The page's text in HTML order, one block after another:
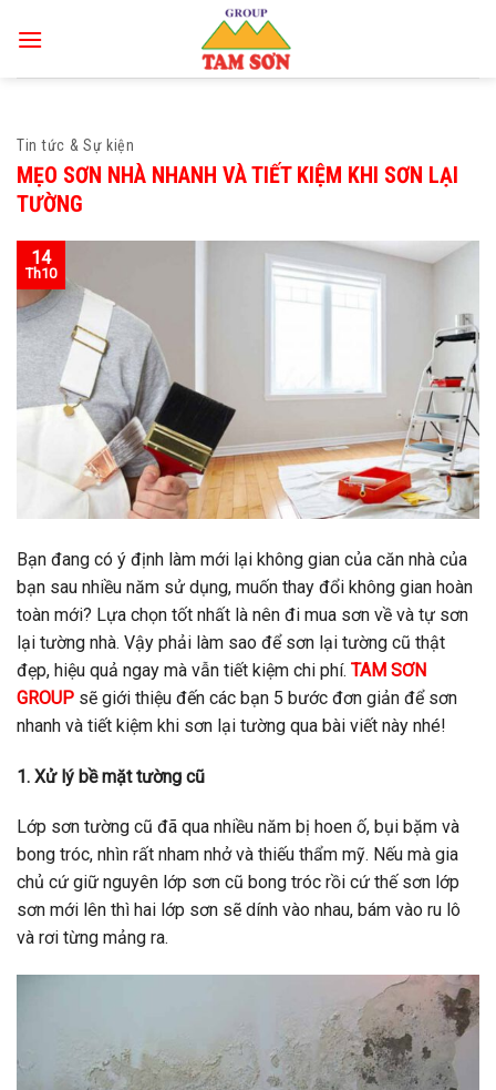
Tin tức & Sự kiện
MẸO SƠN NHÀ NHANH VÀ TIẾT KIỆM KHI SƠN LẠI
TƯỜNG
14
Th10
Bạn đang có ý định làm mới lại không gian của căn nhà của
bạn sau nhiều năm sử dụng, muốn thay đổi không gian hoàn
toàn mới? Lựa chọn tốt nhất là nên đi mua sơn về và tự sơn
lại tường nhà. Vậy phải làm sao để sơn lại tường cũ thật
đẹp, hiệu quả ngay mà vẫn tiết kiệm chi phí. TAM SƠN
GROUP sẽ giới thiệu đến các bạn 5 bước đơn giản để sơn
nhanh và tiết kiệm khi sơn lại tường qua bài viết này nhé!
1. Xử lý bề mặt tường cũ
Lớp sơn tường cũ đã qua nhiều năm bị hoen ố, bụi bặm và
bong tróc, nhìn rất nham nhở và thiếu thẩm mỹ. Nếu mà gia
chủ cứ giữ nguyên lớp sơn cũ bong tróc rồi cứ thế sơn lớp
sơn mới lên thì hai lớp sơn sẽ dính vào nhau, bám vào ru lô
và rơi từng mảng ra.